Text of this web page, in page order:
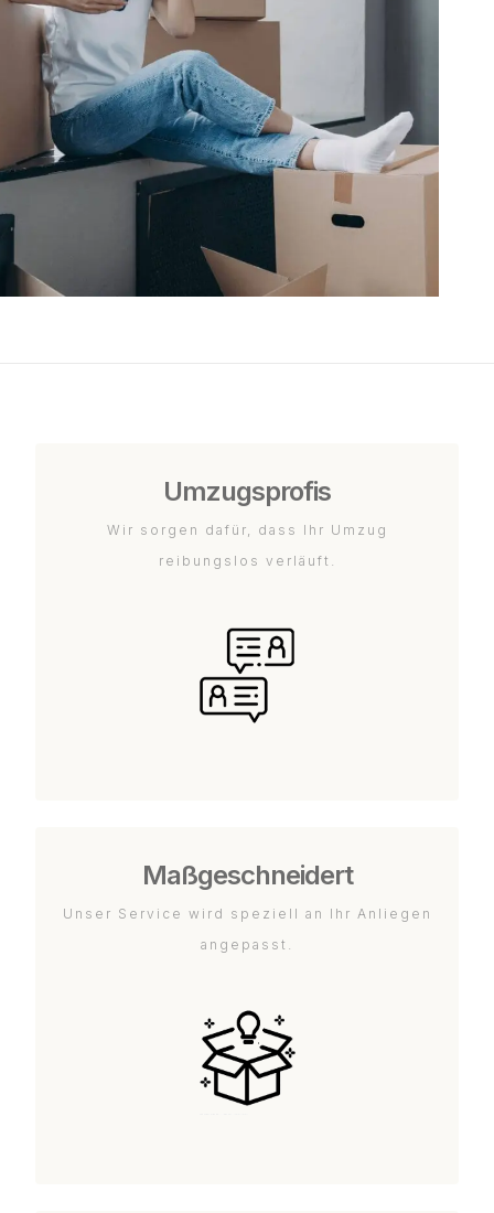
Umzugsprofis
Wir sorgen dafür, dass Ihr Umzug
reibungslos verläuft.
Maßgeschneidert
Unser Service wird speziell an Ihr Anliegen
angepasst.